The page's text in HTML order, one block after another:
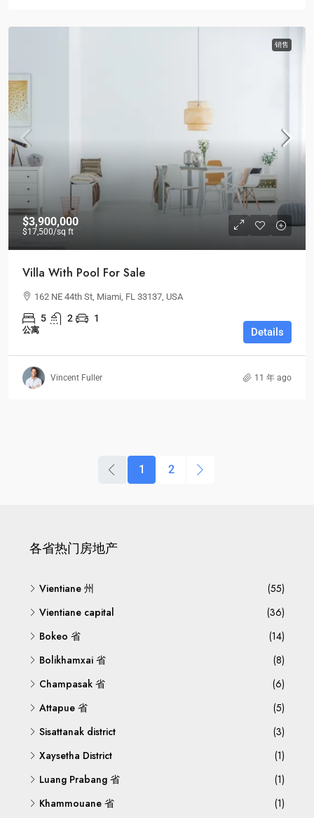
销售
$3,900,000
$17,500/sq ft
Villa With Pool For Sale
162 NE 44th St, Miami, FL 33137, USA
5 2 1
公寓 Details
Vincent Fuller 11 年 ago
1 2
各省热门房地产
Vientiane 州
(55)
Vientiane capital
(36)
Bokeo 省
(14)
Bolikhamxai 省
(8)
Champasak 省
(6)
Attapue 省
(5)
Sisattanak district
(3)
Xaysetha District
(1)
Luang Prabang 省
(1)
Khammouane 省
(1)